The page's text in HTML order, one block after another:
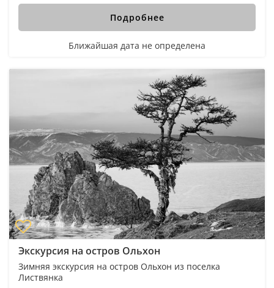
Подробнее
Ближайшая дата не определена
Экскурсия на остров Ольхон
Зимняя экскурсия на остров Ольхон из поселка
Листвянка